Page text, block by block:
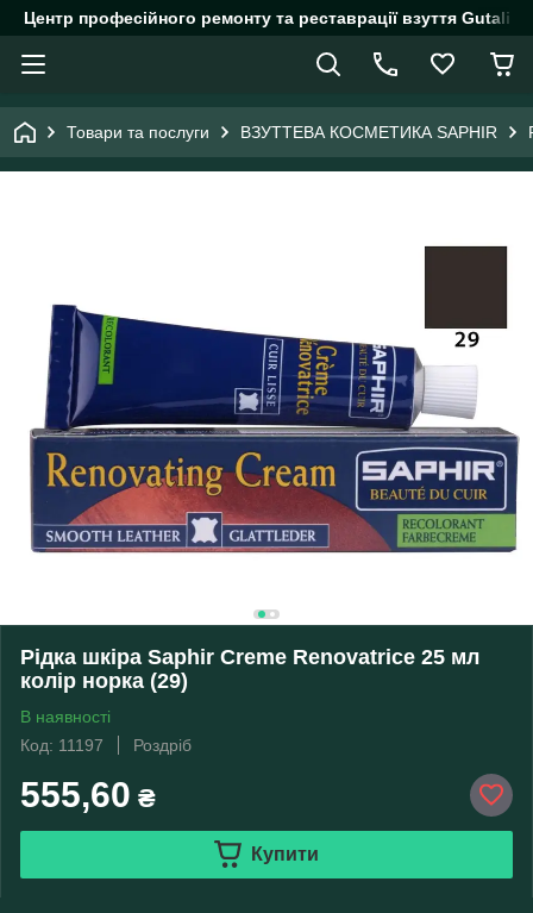
Центр професійного ремонту та реставрації взуття
Товари та послуги ВЗУТТЕВА КОСМЕТИКА SAPHIR
Рідка шкіра Saphir Creme Renovatrice 25 мл
колір норка (29)
В наявності
Код: 11197
Роздріб
555,60 ₴
Купити